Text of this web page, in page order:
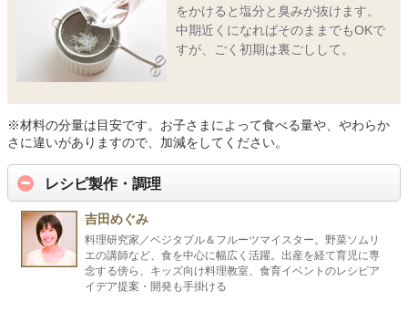
をかけると塩分と臭みが抜けます。
中期近くになればそのままでもOKで
すが、ごく初期は裏ごしして。
※材料の分量は目安です。お子さまによって食べる量や、やわらか
さに違いがありますので、加減をしてください。
レシピ製作・調理
吉田めぐみ
料理研究家／ベジタブル＆フルーツマイスター。野菜ソムリ
エの講師など、食を中心に幅広く活躍。出産を経て育児に専
念する傍ら、キッズ向け料理教室、食育イベントのレシピア
イデア提案・開発も手掛ける